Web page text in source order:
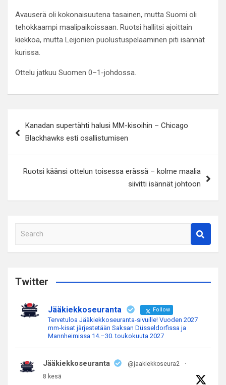
Avauserä oli kokonaisuutena tasainen, mutta Suomi oli
tehokkaampi maalipaikoissaan. Ruotsi hallitsi ajoittain
kiekkoa, mutta Leijonien puolustuspelaaminen piti isännät
kurissa.
Ottelu jatkuu Suomen 0–1-johdossa.
selaus
Kanadan supertähti halusi MM-kisoihin – Chicago
Blackhawks esti osallistumisen
Ruotsi käänsi ottelun toisessa erässä – kolme maalia
siivitti isännät johtoon
a
c
Twitter
Jääkiekkoseuranta Follow
Tervetuloa Jääkiekkoseuranta-sivuille! Vuoden 2027
mm-kisat järjestetään Saksan Düsseldorfissa ja
Mannheimissa 14.–30. toukokuuta 2027
Jääkiekkoseuranta @jaakiekkoseura2
·
8 kesä